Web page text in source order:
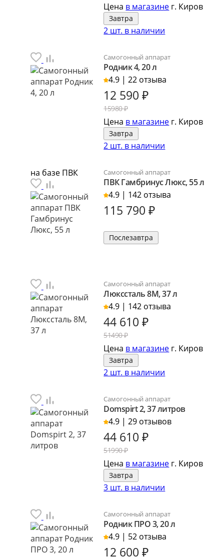
Цена в магазине г. Киров
Завтра
2 шт. в наличии
Самогонный аппарат
Родник 4, 20 л
4.9 | 22 отзыва
12 590₽
15980 ₽
Цена в магазине г. Киров
Завтра
2 шт. в наличии
на базе ПВК Самогонный аппарат
ПВК Гамбринус Люкс, 55 л
4.9 | 142 отзыва
115 790₽
Послезавтра
Самогонный аппарат
Люкссталь 8М, 37 л
4.9 | 142 отзыва
44 610₽
51490 ₽
Цена в магазине г. Киров
Завтра
2 шт. в наличии
Самогонный аппарат
Domspirt 2, 37 литров
4.9 | 29 отзывов
44 610₽
51990 ₽
Цена в магазине г. Киров
Завтра
3 шт. в наличии
Самогонный аппарат
Родник ПРО 3, 20 л
4.9 | 52 отзыва
12 600₽